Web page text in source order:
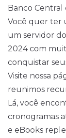
Banco Central
Você quer ter
um servidor do
2024 com
conquistar
Visite nossa
reunimos
Lá, você
cronogramas
e eBooks